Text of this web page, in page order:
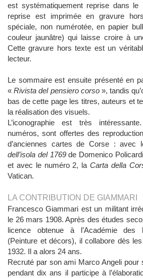
est systématiquement reprise dans le
reprise est imprimée en gravure
spéciale, non numérotée, en papier
couleur jaunâtre) qui laisse croire à
Cette gravure hors texte est un
lecteur.
Le sommaire est ensuite présenté en
«Rivista del pensiero corso», tandis
bas de cette page les titres, auteurs et
la réalisation des visuels.
L’iconographie est très
numéros, sont offertes des
d’anciennes cartes de Corse : avec
dell’isola del 1769de Domenico
et avec le numéro 2, la Carta della
Vatican.
LA CONTRIBUTION DE GIAMMARI
Francesco Giammari est un militant
le 26 mars 1908. Après des études
licence obtenue à l’Académie des
(Peinture et décors), il collabore dès
1932. Il a alors 24 ans.
Recruté par son ami Marco Angeli pour
pendant dix ans il participe à